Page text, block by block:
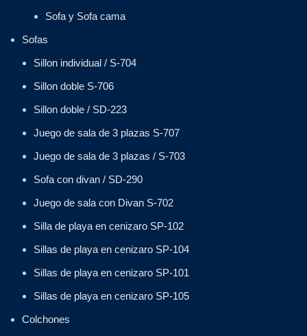
Sofa y Sofa cama
Sofas
Sillon individual / S-704
Sillon doble S-706
Sillon doble / SD-223
Juego de sala de 3 plazas S-707
Juego de sala de 3 plazas / S-703
Sofa con divan / SD-290
Juego de sala con Divan S-702
Silla de playa en cenizaro SP-102
Sillas de playa en cenizaro SP-104
Sillas de playa en cenizaro SP-101
Sillas de playa en cenizaro SP-105
Colchones